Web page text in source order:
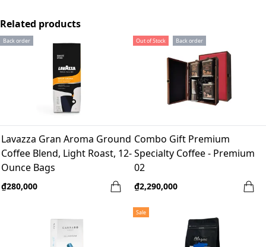
Related products
Back order
Lavazza Gran Aroma Ground
Coffee Blend, Light Roast, 12-
Ounce Bags
₫280,000
Out of Stock Back order
Combo Gift Premium
Specialty Coffee - Premium
02
₫2,290,000
Sale